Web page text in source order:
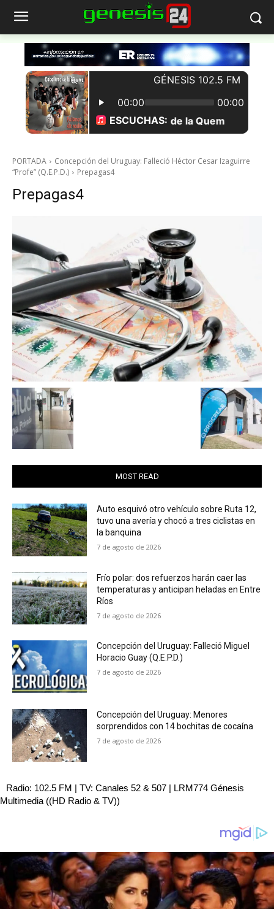
PORTADA
Concepción del Uruguay: Falleció Héctor Cesar Izaguirre
“Profe” (Q.E.P.D.)
Prepagas4
Prepagas4
MOST READ
Auto esquivó otro vehículo sobre Ruta 12,
tuvo una avería y chocó a tres ciclistas en
la banquina
7 de agosto de 2026
Frío polar: dos refuerzos harán caer las
temperaturas y anticipan heladas en Entre
Ríos
7 de agosto de 2026
Concepción del Uruguay: Falleció Miguel
Horacio Guay (Q.E.P.D.)
7 de agosto de 2026
Concepción del Uruguay: Menores
sorprendidos con 14 bochitas de cocaína
7 de agosto de 2026
Radio: 102.5 FM | TV: Canales 52 & 507 | LRM774 Génesis
Multimedia ((HD Radio & TV))